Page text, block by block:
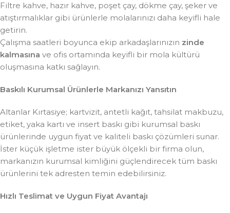
Filtre kahve, hazır kahve, poşet çay, dökme çay, şeker ve
atıştırmalıklar gibi ürünlerle molalarınızı daha keyifli hale
getirin.
Çalışma saatleri boyunca ekip arkadaşlarınızın zinde
kalmasına ve ofis ortamında keyifli bir mola kültürü
oluşmasına katkı sağlayın.
Baskılı Kurumsal Ürünlerle Markanızı Yansıtın
Altanlar Kırtasiye; kartvizit, antetli kağıt, tahsilat makbuzu,
etiket, yaka kartı ve insert baskı gibi kurumsal baskı
ürünlerinde uygun fiyat ve kaliteli baskı çözümleri sunar.
İster küçük işletme ister büyük ölçekli bir firma olun,
markanızın kurumsal kimliğini güçlendirecek tüm baskı
ürünlerini tek adresten temin edebilirsiniz.
Hızlı Teslimat ve Uygun Fiyat Avantajı